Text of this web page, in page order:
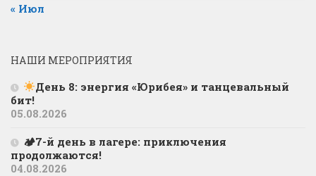
« Июл
НАШИ МЕРОПРИЯТИЯ
День 8: энергия «Юрибея» и танцевальный
бит!
05.08.2026
🏕7-й день в лагере: приключения
продолжаются!
04.08.2026